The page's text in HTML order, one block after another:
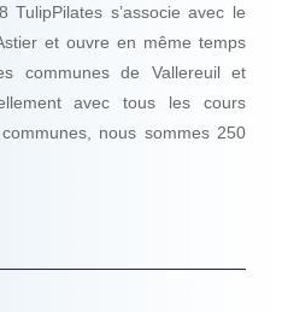
s’associe avec le
et ouvre en même temps
communes de Vallereuil et
avec tous les cours
nous sommes 250